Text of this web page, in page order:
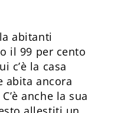
abitanti
il 99 per cento
c’è la casa
abita ancora
anche la sua